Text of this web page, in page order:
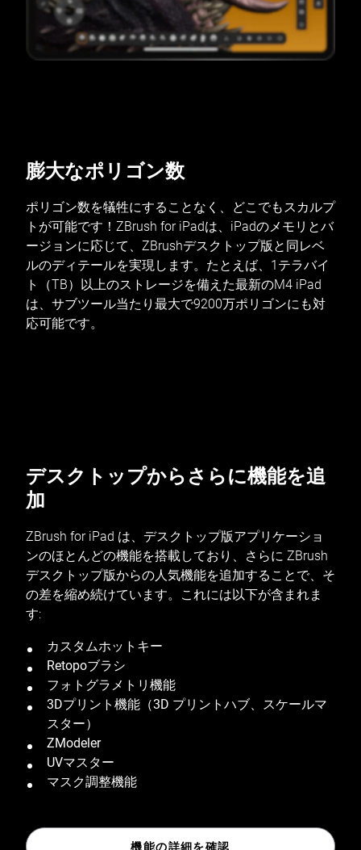
膨大なポリゴン数
ポリゴン数を犠牲にすることなく、どこでもスカルプ
トが可能です！ZBrush for iPadは、iPadのメモリとバ
ージョンに応じて、ZBrushデスクトップ版と同レベ
ルのディテールを実現します。たとえば、1テラバイ
ト（TB）以上のストレージを備えた最新のM4 iPad
は、サブツール当たり最大で9200万ポリゴンにも対
応可能です。
デスクトップからさらに機能を追
加
ZBrush for iPad は、デスクトップ版アプリケーショ
ンのほとんどの機能を搭載しており、さらに ZBrush
デスクトップ版からの人気機能を追加することで、そ
の差を縮め続けています。これには以下が含まれま
す:
カスタムホットキー
Retopoブラシ
フォトグラメトリ機能
3Dプリント機能（3D プリントハブ、スケールマ
スター）
ZModeler
UVマスター
マスク調整機能
機能の詳細を確認